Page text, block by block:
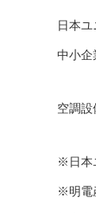
日本
中小企
空調設
※日本
※明電